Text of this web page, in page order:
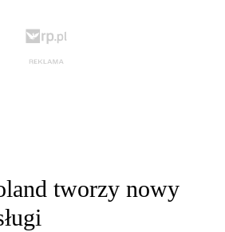
tworzy nowy